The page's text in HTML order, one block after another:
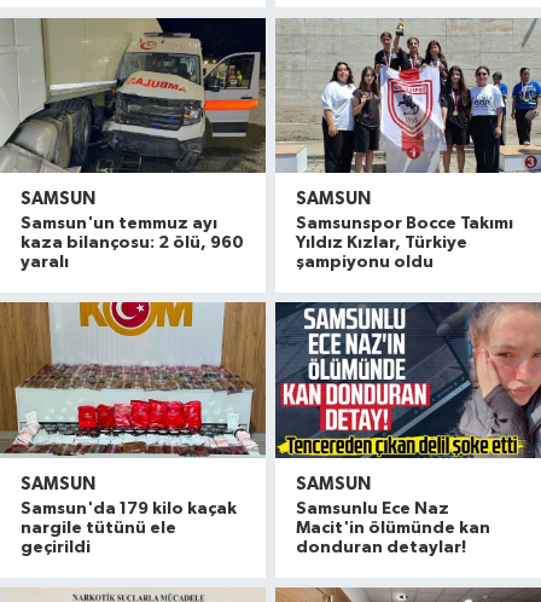
SAMSUN
Samsun'un temmuz ayı
kaza bilançosu: 2 ölü, 960
yaralı
SAMSUN
Samsunspor Bocce Takımı
Yıldız Kızlar, Türkiye
şampiyonu oldu
SAMSUN
Samsun'da 179 kilo kaçak
nargile tütünü ele
geçirildi
SAMSUN
Samsunlu Ece Naz
Macit'in ölümünde kan
donduran detaylar!